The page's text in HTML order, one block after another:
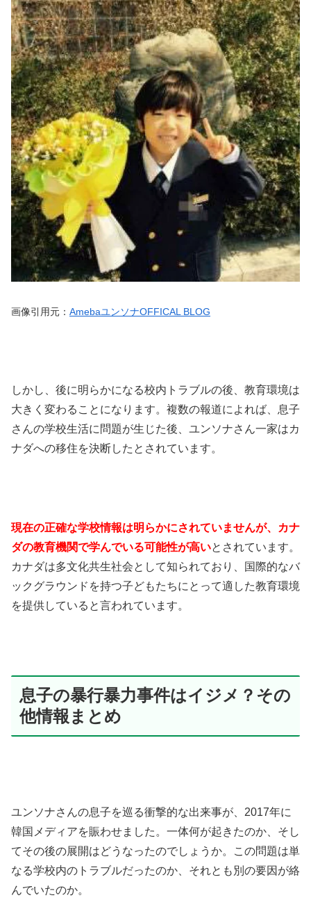
画像引用元： AmebaユンソナOFFICAL BLOG
しかし、後に明らかになる校内トラブルの後、教育環境は
大きく変わることになります。複数の報道によれば、息子
さんの学校生活に問題が生じた後、ユンソナさん一家はカ
ナダへの移住を決断したとされています。
現在の正確な学校情報は明らかにされていませんが、カナ
ダの教育機関で学んでいる可能性が高いとされています。
カナダは多文化共生社会として知られており、国際的なバ
ックグラウンドを持つ子どもたちにとって適した教育環境
を提供していると言われています。
息子の暴行暴力事件はイジメ？その
他情報まとめ
ユンソナさんの息子を巡る衝撃的な出来事が、2017年に
韓国メディアを賑わせました。一体何が起きたのか、そし
てその後の展開はどうなったのでしょうか。この問題は単
なる学校内のトラブルだったのか、それとも別の要因が絡
んでいたのか。